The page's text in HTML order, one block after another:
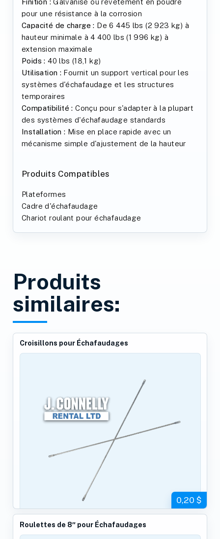
pour une résistance à la corrosion
Capacité de charge : De 6 445 lbs (2 923 kg) à
hauteur minimale à 4 400 lbs (1 996 kg) à
extension maximale
Poids : 40 lbs (18,1 kg)
Utilisation : Fournit un support vertical pour les
systèmes d'échafaudage et les structures
temporaires
Compatibilité : Conçu pour s'adapter à la plupart
des systèmes d'échafaudage standards
Installation : Mise en place rapide avec un
mécanisme simple d'ajustement de la hauteur
Produits Compatibles
Plateformes
Cadre d'échafaudage
Chariot roulant pour échafaudage
Produits
similaires:
Croisillons pour Échafaudages
0,20 $
Roulettes de 8″ pour Échafaudages